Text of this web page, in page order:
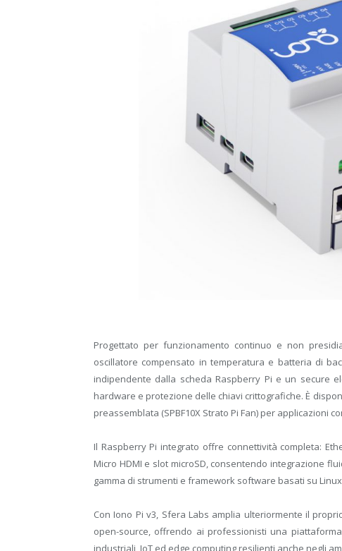
Progettato per funzionamento continuo e non
oscillatore compensato in temperatura e batteria di
indipendente dalla scheda Raspberry Pi e un secure
hardware e protezione delle chiavi crittografiche. È
preassemblata (SPBF10X Strato Pi Fan) per applicazioni
Il Raspberry Pi integrato offre connettività completa:
Micro HDMI e slot microSD, consentendo integrazione
gamma di strumenti e framework software basati su
Con Iono Pi v3, Sfera Labs amplia ulteriormente il
open-source, offrendo ai professionisti una
industriali, IoT ed edge computing resilienti anche negli